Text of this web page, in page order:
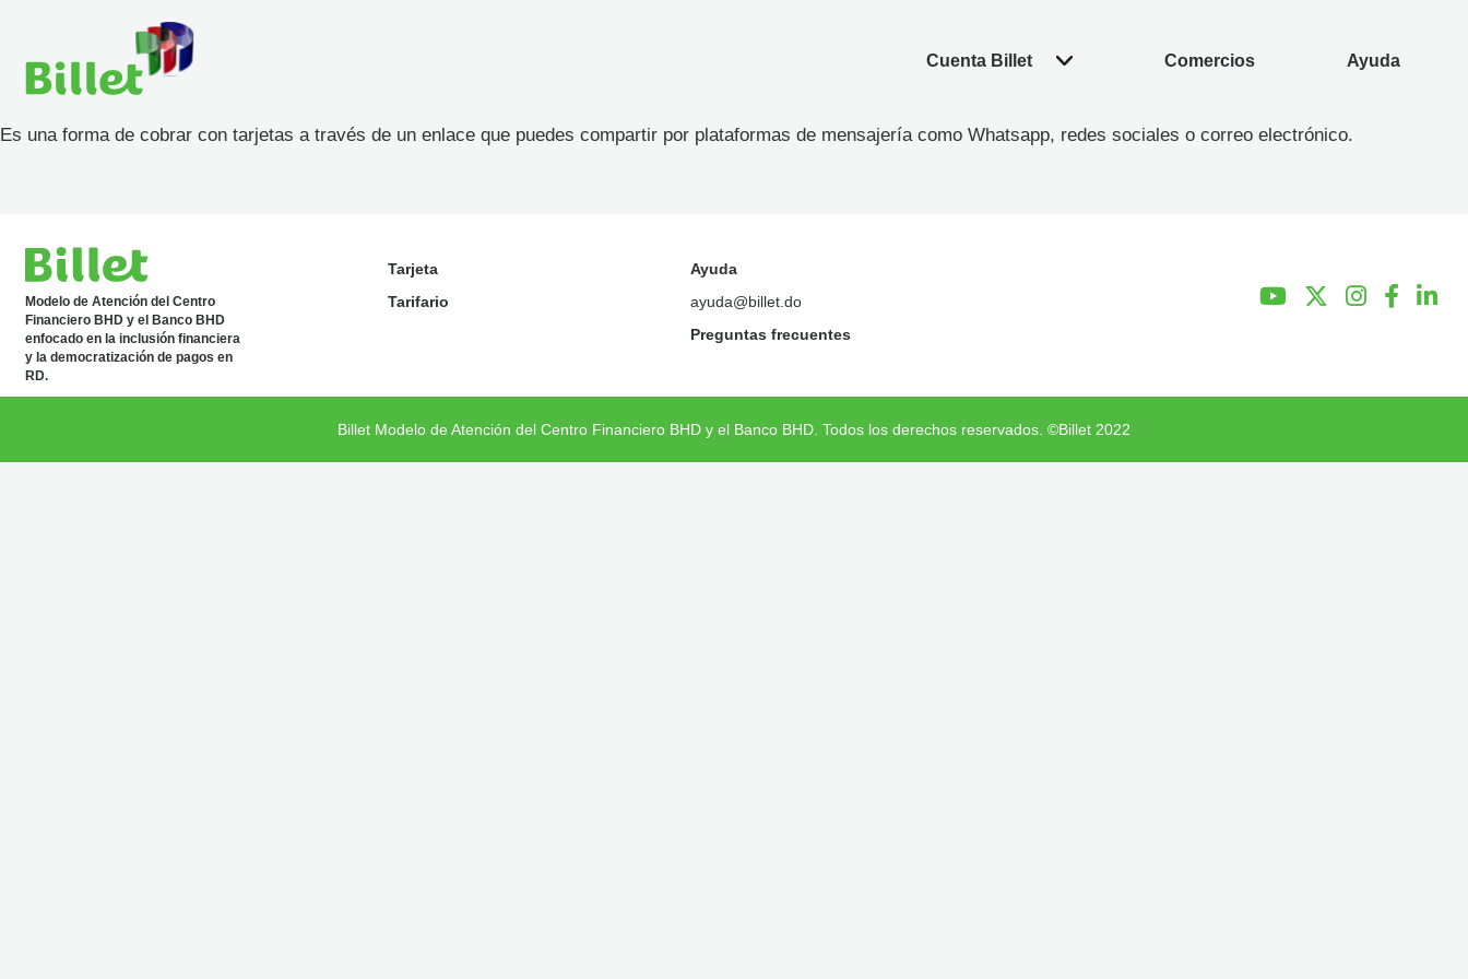
Cuenta Billet Comercios Ayuda
Es una forma de cobrar con tarjetas a través de un enlace que puedes compartir por plataformas de mensajería como Whatsapp, redes sociales o correo electrónico.
Modelo de Atención del Centro
Financiero BHD y el Banco BHD
enfocado en la inclusión financiera
y la democratización de pagos en
RD.
Tarjeta
Tarifario
Ayuda
ayuda@billet.do
Preguntas frecuentes
Billet Modelo de Atención del Centro Financiero BHD y el Banco BHD. Todos los derechos reservados. ©Billet 2022